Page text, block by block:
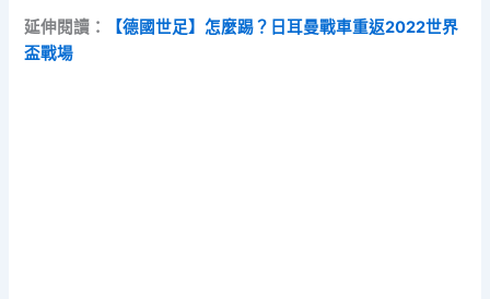
延伸閱讀：
【德國世足】怎麼踢？日耳曼戰車重返2022世界
盃戰場